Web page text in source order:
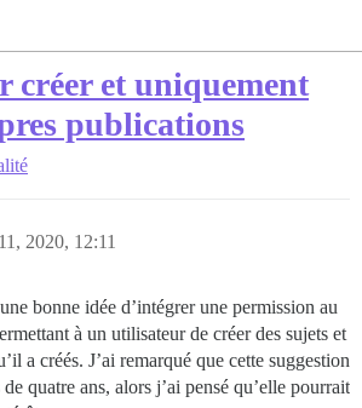
créer et uniquement
publications
2020, 12:11
bonne idée d’intégrer une permission au
à un utilisateur de créer des sujets et
a créés. J’ai remarqué que cette suggestion
quatre ans, alors j’ai pensé qu’elle pourrait